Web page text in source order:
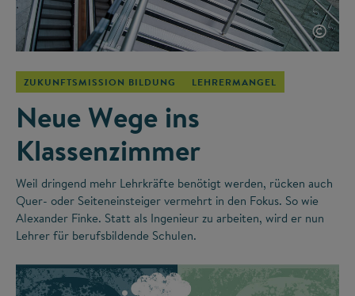
©
ZUKUNFTSMISSION BILDUNG LEHRERMANGEL
Neue Wege ins
Klassenzimmer
Weil dringend mehr Lehrkräfte benötigt werden, rücken auch
Quer- oder Seiteneinsteiger vermehrt in den Fokus. So wie
Alexander Finke. Statt als Ingenieur zu arbeiten, wird er nun
Lehrer für berufsbildende Schulen.